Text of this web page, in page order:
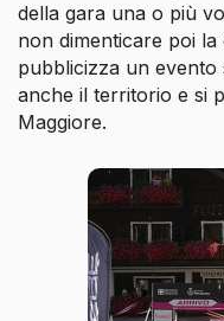
della gara una o più
non dimenticare poi
pubblicizza un
anche il territorio e si
Maggiore.